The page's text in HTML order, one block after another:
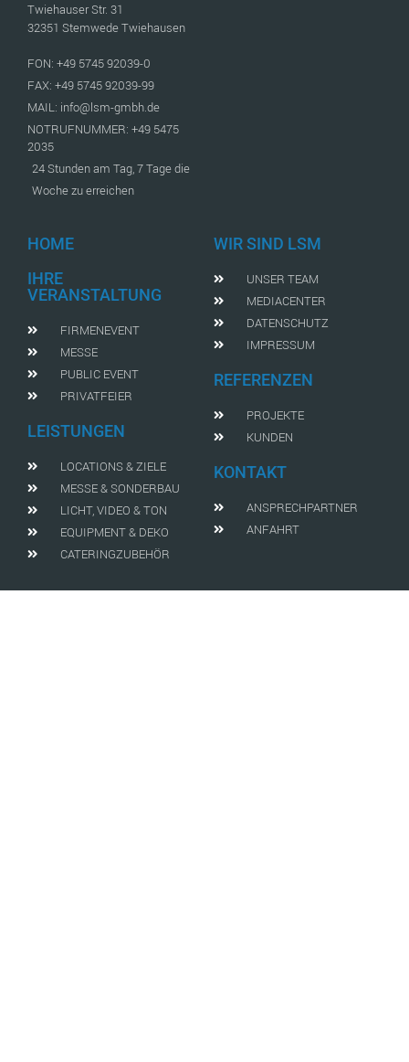
Twiehauser Str. 31
32351 Stemwede Twiehausen
FON: +49 5745 92039-0
FAX: +49 5745 92039-99
MAIL: info@lsm-gmbh.de
NOTRUFNUMMER: +49 5475
2035
24 Stunden am Tag, 7 Tage die
Woche zu erreichen
HOME
IHRE
VERANSTALTUNG
FIRMENEVENT
MESSE
PUBLIC EVENT
PRIVATFEIER
LEISTUNGEN
LOCATIONS & ZIELE
MESSE & SONDERBAU
LICHT, VIDEO & TON
EQUIPMENT & DEKO
CATERINGZUBEHÖR
WIR SIND LSM
UNSER TEAM
MEDIACENTER
DATENSCHUTZ
IMPRESSUM
REFERENZEN
PROJEKTE
KUNDEN
KONTAKT
ANSPRECHPARTNER
ANFAHRT